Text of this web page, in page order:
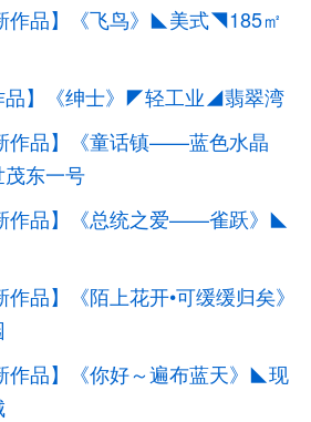
作品】《飞鸟》◣美式◥185㎡
品】《绅士》◤轻工业◢翡翠湾
作品】《童话镇——蓝色水晶
东一号
作品】《总统之爱——雀跃》◣
作品】《陌上花开•可缓缓归矣》
作品】《你好～遍布蓝天》◣现